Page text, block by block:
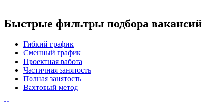
Быстрые фильтры подбора вакансий
Гибкий график
Сменный график
Проектная работа
Частичная занятость
Полная занятость
Вахтовый метод